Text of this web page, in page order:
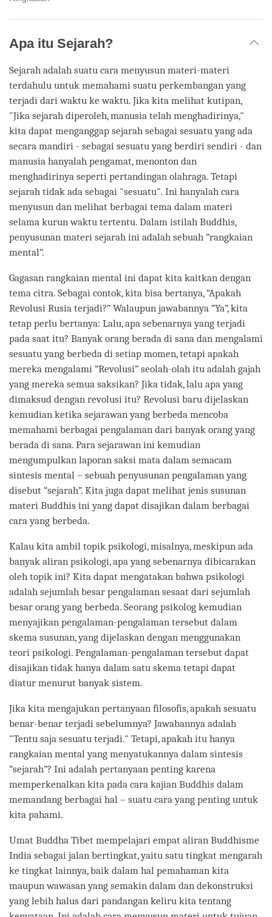
Apa itu Sejarah?
Sejarah adalah suatu cara menyusun materi-materi
terdahulu untuk memahami suatu perkembangan yang
terjadi dari waktu ke waktu. Jika kita melihat kutipan,
"Jika sejarah diperoleh, manusia telah menghadirinya,"
kita dapat menganggap sejarah sebagai sesuatu yang ada
secara mandiri - sebagai sesuatu yang berdiri sendiri - dan
manusia hanyalah pengamat, menonton dan
menghadirinya seperti pertandingan olahraga. Tetapi
sejarah tidak ada sebagai "sesuatu". Ini hanyalah cara
menyusun dan melihat berbagai tema dalam materi
selama kurun waktu tertentu. Dalam istilah Buddhis,
penyusunan materi sejarah ini adalah sebuah “rangkaian
mental”.
Gagasan rangkaian mental ini dapat kita kaitkan dengan
tema citra. Sebagai contok, kita bisa bertanya, “Apakah
Revolusi Rusia terjadi?” Walaupun jawabannya “Ya”, kita
tetap perlu bertanya: Lalu, apa sebenarnya yang terjadi
pada saat itu? Banyak orang berada di sana dan mengalami
sesuatu yang berbeda di setiap momen, tetapi apakah
mereka mengalami “Revolusi” seolah-olah itu adalah gajah
yang mereka semua saksikan? Jika tidak, lalu apa yang
dimaksud dengan revolusi itu? Revolusi baru dijelaskan
kemudian ketika sejarawan yang berbeda mencoba
memahami berbagai pengalaman dari banyak orang yang
berada di sana. Para sejarawan ini kemudian
mengumpulkan laporan saksi mata dalam semacam
sintesis mental – sebuah penyusunan pengalaman yang
disebut “sejarah”. Kita juga dapat melihat jenis susunan
materi Buddhis ini yang dapat disajikan dalam berbagai
cara yang berbeda.
Kalau kita ambil topik psikologi, misalnya, meskipun ada
banyak aliran psikologi, apa yang sebenarnya dibicarakan
oleh topik ini? Kita dapat mengatakan bahwa psikologi
adalah sejumlah besar pengalaman sesaat dari sejumlah
besar orang yang berbeda. Seorang psikolog kemudian
menyajikan pengalaman-pengalaman tersebut dalam
skema susunan, yang dijelaskan dengan menggunakan
teori psikologi. Pengalaman-pengalaman tersebut dapat
disajikan tidak hanya dalam satu skema tetapi dapat
diatur menurut banyak sistem.
Jika kita mengajukan pertanyaan filosofis, apakah sesuatu
benar-benar terjadi sebelumnya? Jawabannya adalah
"Tentu saja sesuatu terjadi." Tetapi, apakah itu hanya
rangkaian mental yang menyatukannya dalam sintesis
“sejarah”? Ini adalah pertanyaan penting karena
memperkenalkan kita pada cara kajian Buddhis dalam
memandang berbagai hal – suatu cara yang penting untuk
kita pahami.
Umat Buddha Tibet mempelajari empat aliran Buddhisme
India sebagai jalan bertingkat, yaitu satu tingkat mengarah
ke tingkat lainnya, baik dalam hal pemahaman kita
maupun wawasan yang semakin dalam dan dekonstruksi
yang lebih halus dari pandangan keliru kita tentang